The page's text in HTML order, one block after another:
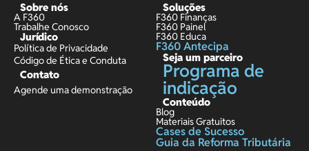
Sobre nós
A F360
Trabalhe Conosco
Jurídico
Política de Privacidade
Código de Ética e Conduta
Contato
Agende uma demonstração
Soluções
F360 Finanças
F360 Painel
F360 Educa
F360 Antecipa
Seja um parceiro
Programa de
indicação
Conteúdo
Blog
Materiais Gratuitos
Cases de Sucesso
Guia da Reforma Tributária